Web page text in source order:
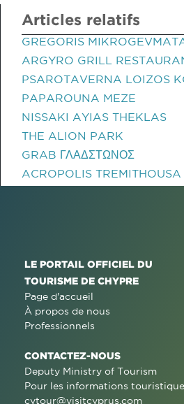
Articles relatifs
GREGORIS
ARGYRO GRILL
PSAROTAVERNA LOIZOS
PAPAROUNA MEZE
NISSAKI AYIAS THEKLAS
THE ALION PARK
GRAB ΓΛΑΔΣΤΩΝΟΣ
ACROPOLIS TREMITHOUSA
LE PORTAIL OFFICIEL DU
TOURISME DE CHYPRE
Page d'accueil
À propos de nous
Professionnels
CONTACTEZ-NOUS
Deputy Ministry of Tourism
Pour les informations
cytour@visitcyprus.com